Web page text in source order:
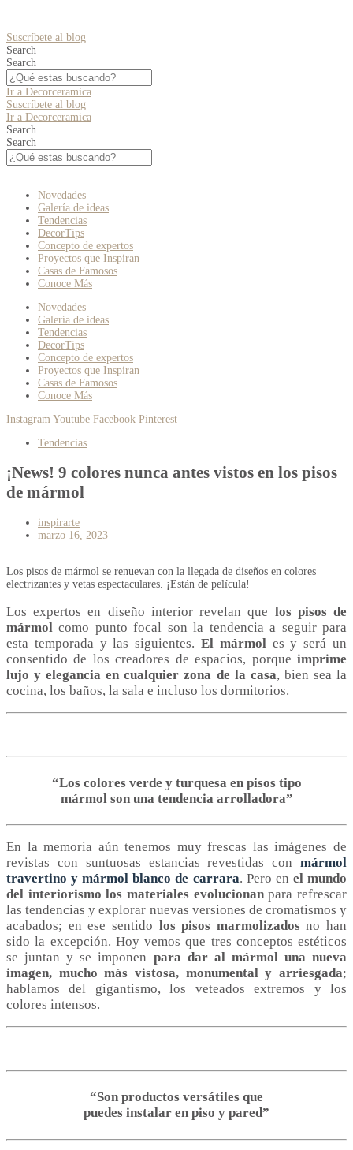
Suscríbete al blog
Search
Search
Ir a Decorceramica
Suscríbete al blog
Ir a Decorceramica
Search
Search
Novedades
Galería de ideas
Tendencias
DecorTips
Concepto de expertos
Proyectos que Inspiran
Casas de Famosos
Conoce Más
Novedades
Galería de ideas
Tendencias
DecorTips
Concepto de expertos
Proyectos que Inspiran
Casas de Famosos
Conoce Más
Instagram Youtube Facebook Pinterest
Tendencias
¡News! 9 colores nunca antes vistos en los pisos
de mármol
inspirarte
marzo 16, 2023
Los pisos de mármol se renuevan con la llegada de diseños en colores
electrizantes y vetas espectaculares. ¡Están de película!
Los expertos en diseño interior revelan que los pisos de
mármol como punto focal son la tendencia a seguir para
esta temporada y las siguientes. El mármoles y será un
consentido de los creadores de espacios, porque imprime
lujo y elegancia en cualquier zona de la casa, bien sea la
cocina, los baños, la sala e incluso los dormitorios.
“Los colores verde y turquesa en pisos tipo
mármol son una tendencia arrolladora”
En la memoria aún tenemos muy frescas las imágenes de
revistas con suntuosas estancias revestidas con mármol
travertino y mármol blanco de carrara. Pero en el mundo
del interiorismo los materiales evolucionanpara refrescar
las tendencias y explorar nuevas versiones de cromatismos y
acabados; en ese sentido los pisos marmolizadosno han
sido la excepción. Hoy vemos que tres conceptos estéticos
se juntan y se imponen para dar al mármol una nueva
imagen, mucho más vistosa, monumental y arriesgada;
hablamos del gigantismo, los veteados extremos y los
colores intensos.
“Son productos versátiles que
puedes instalar en piso y pared”